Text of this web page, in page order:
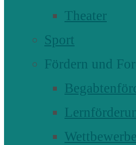
Theater
Sport
Fördern und
Wettbewerbe